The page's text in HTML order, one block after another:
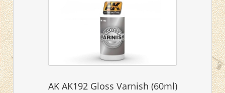
AK AK192 Gloss Varnish (60ml)